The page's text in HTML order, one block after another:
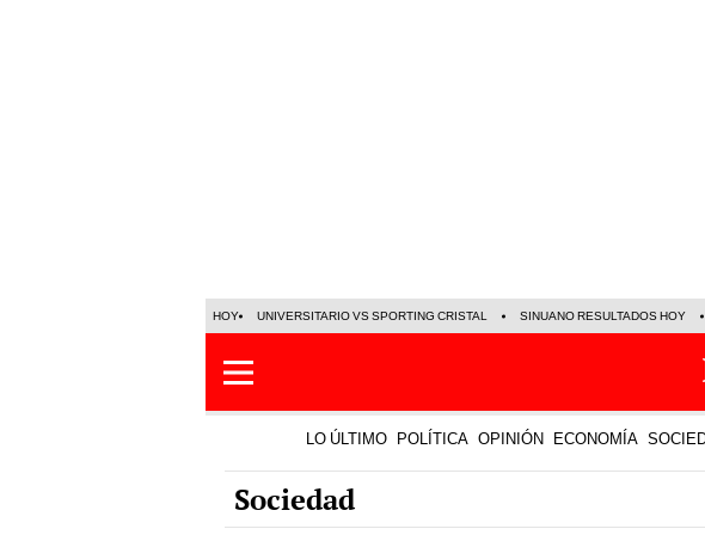
HOY UNIVERSITARIO VS SPORTING CRISTAL SINUANO RESULTADOS HOY
LO ÚLTIMO POLÍTICA OPINIÓN ECONOMÍA
Sociedad